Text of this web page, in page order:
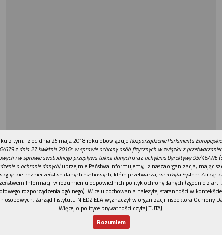
REKLAMA
z tym, iż od dnia 25 maja 2018 roku obowiązuje Rozporządzenie Parlamentu
679 z dnia 27 kwietnia 2016r. w sprawie ochrony osób fizycznych w związku z
i w sprawie swobodnego przepływu takich danychoraz uchylenia Dyrektywy 95/46/WE
o ochronie danych)uprzejmie Państwa informujemy, iż nasza organizacja, mając
bezpieczeństwo danych osobowych, które przetwarza, wdrożyła System
Informacji w rozumieniu odpowiednich polityk ochrony danych (zgodnie z art.
rozporządzenia ogólnego). W celu dochowania należytej staranności w
osobowych, Zarząd Instytutu NIEDZIELA wyznaczył w organizacji Inspektora Ochrony
Więcej o polityce prywatności czytaj TUTAJ.
Rozumiem